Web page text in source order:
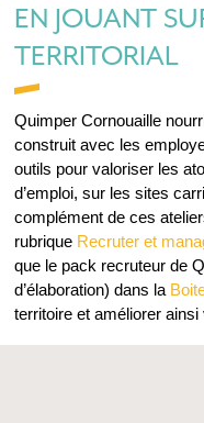
EN JOUANT
TERRITORIAL
Quimper Cornouaille
construit avec les
outils pour valoriser les
d’emploi, sur les sites
complément de ces
rubrique Recruter et
que le pack recruteur de
d’élaboration) dans la
territoire et améliorer